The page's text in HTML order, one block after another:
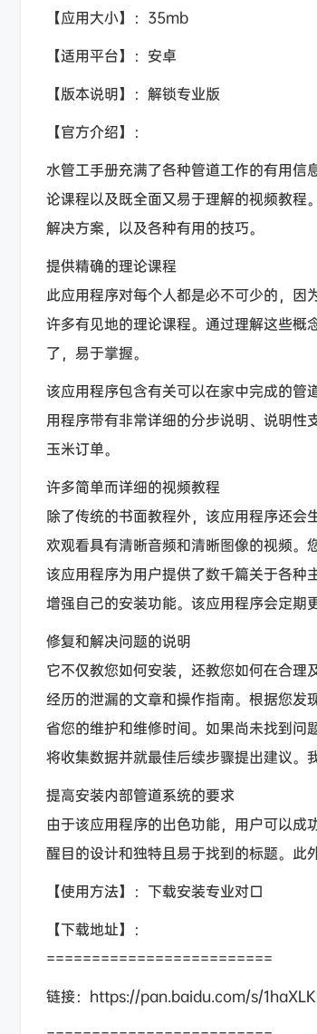
【应用大小】：35mb
【适用平台】：安卓
【版本说明】：解锁专业版
【官方介绍】：
水管工手册充满了各种管道工作的有用信
论课程以及既全面又易于理解的视频教程
解决方案，以及各种有用的技巧。
提供精确的理论课程
此应用程序对每个人都是必不可少的，因
许多有见地的理论课程。通过理解这些概
了，易于掌握。
该应用程序包含有关可以在家中完成的管
用程序带有非常详细的分步说明、说明性
玉米订单。
许多简单而详细的视频教程
除了传统的书面教程外，该应用程序还
欢观看具有清晰音频和清晰图像的视频。
该应用程序为用户提供了数千篇关于各种
增强自己的安装功能。该应用程序会定期
修复和解决问题的说明
它不仅教您如何安装，还教您如何在合理
经历的泄漏的文章和操作指南。根据您发
省您的维护和维修时间。如果尚未找到问
将收集数据并就最佳后续步骤提出建议。
提高安装内部管道系统的要求
由于该应用程序的出色功能，用户可以
醒目的设计和独特且易于找到的标题。此
【使用方法】：下载安装专业对口
【下载地址】：
=========================
链接：https://pan.baidu.com/s/